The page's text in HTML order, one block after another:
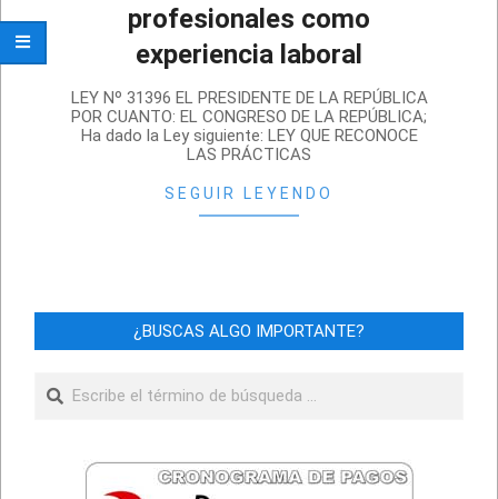
profesionales como
experiencia laboral
01-
19
LEY Nº 31396 EL PRESIDENTE DE LA REPÚBLICA
POR CUANTO: EL CONGRESO DE LA REPÚBLICA;
Ha dado la Ley siguiente: LEY QUE RECONOCE
LAS PRÁCTICAS
SEGUIR LEYENDO
¿BUSCAS ALGO IMPORTANTE?
Buscar